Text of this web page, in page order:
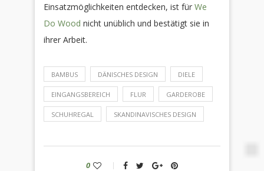
Einsatzmöglichkeiten entdecken, ist für We
Do Wood nicht unüblich und bestätigt sie in
ihrer Arbeit.
BAMBUS DÄNISCHES DESIGN DIELE
EINGANGSBEREICH FLUR GARDEROBE
SCHUHREGAL SKANDINAVISCHES DESIGN
0